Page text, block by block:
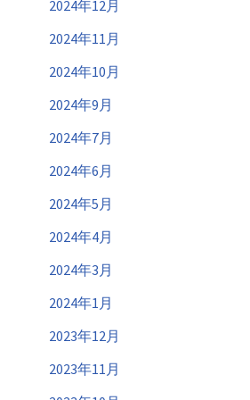
2024年12月
2024年11月
2024年10月
2024年9月
2024年7月
2024年6月
2024年5月
2024年4月
2024年3月
2024年1月
2023年12月
2023年11月